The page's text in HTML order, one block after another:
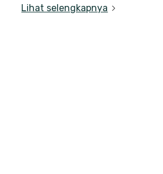
Lihat selengkapnya